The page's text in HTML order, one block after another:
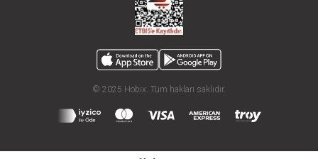
© 2025 Hobix. Tüm hakları saklıdır.